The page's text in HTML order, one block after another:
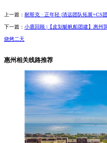
上一篇： 耐斯克 · 正年轻 |清远团队拓展+CS
下一篇： 小鹿回顾 |【皮划艇帆船团建】惠州
烧烤二天
惠州相关线路推荐